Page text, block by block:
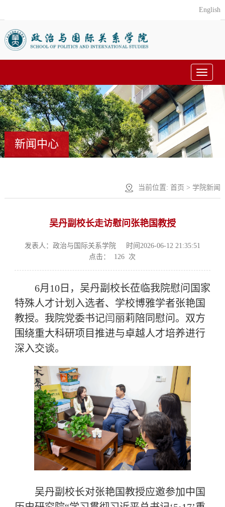
English
Toggle
新闻中心
当前位置:首页 > 学院新闻
吴丹副校长走访慰问张艳国教授
发表人：政治与国际关系学院
时间2026-06-12 21:35:51
点击：
126 次
6月10日，吴丹副校长莅临我院慰问国家
特殊人才计划入选者、学校博雅学者张艳国
教授。我院党委书记闫丽莉陪同慰问。双方
围绕重大科研项目推进与卓越人才培养进行
深入交谈。
吴丹副校长对张艳国教授应邀参加中国